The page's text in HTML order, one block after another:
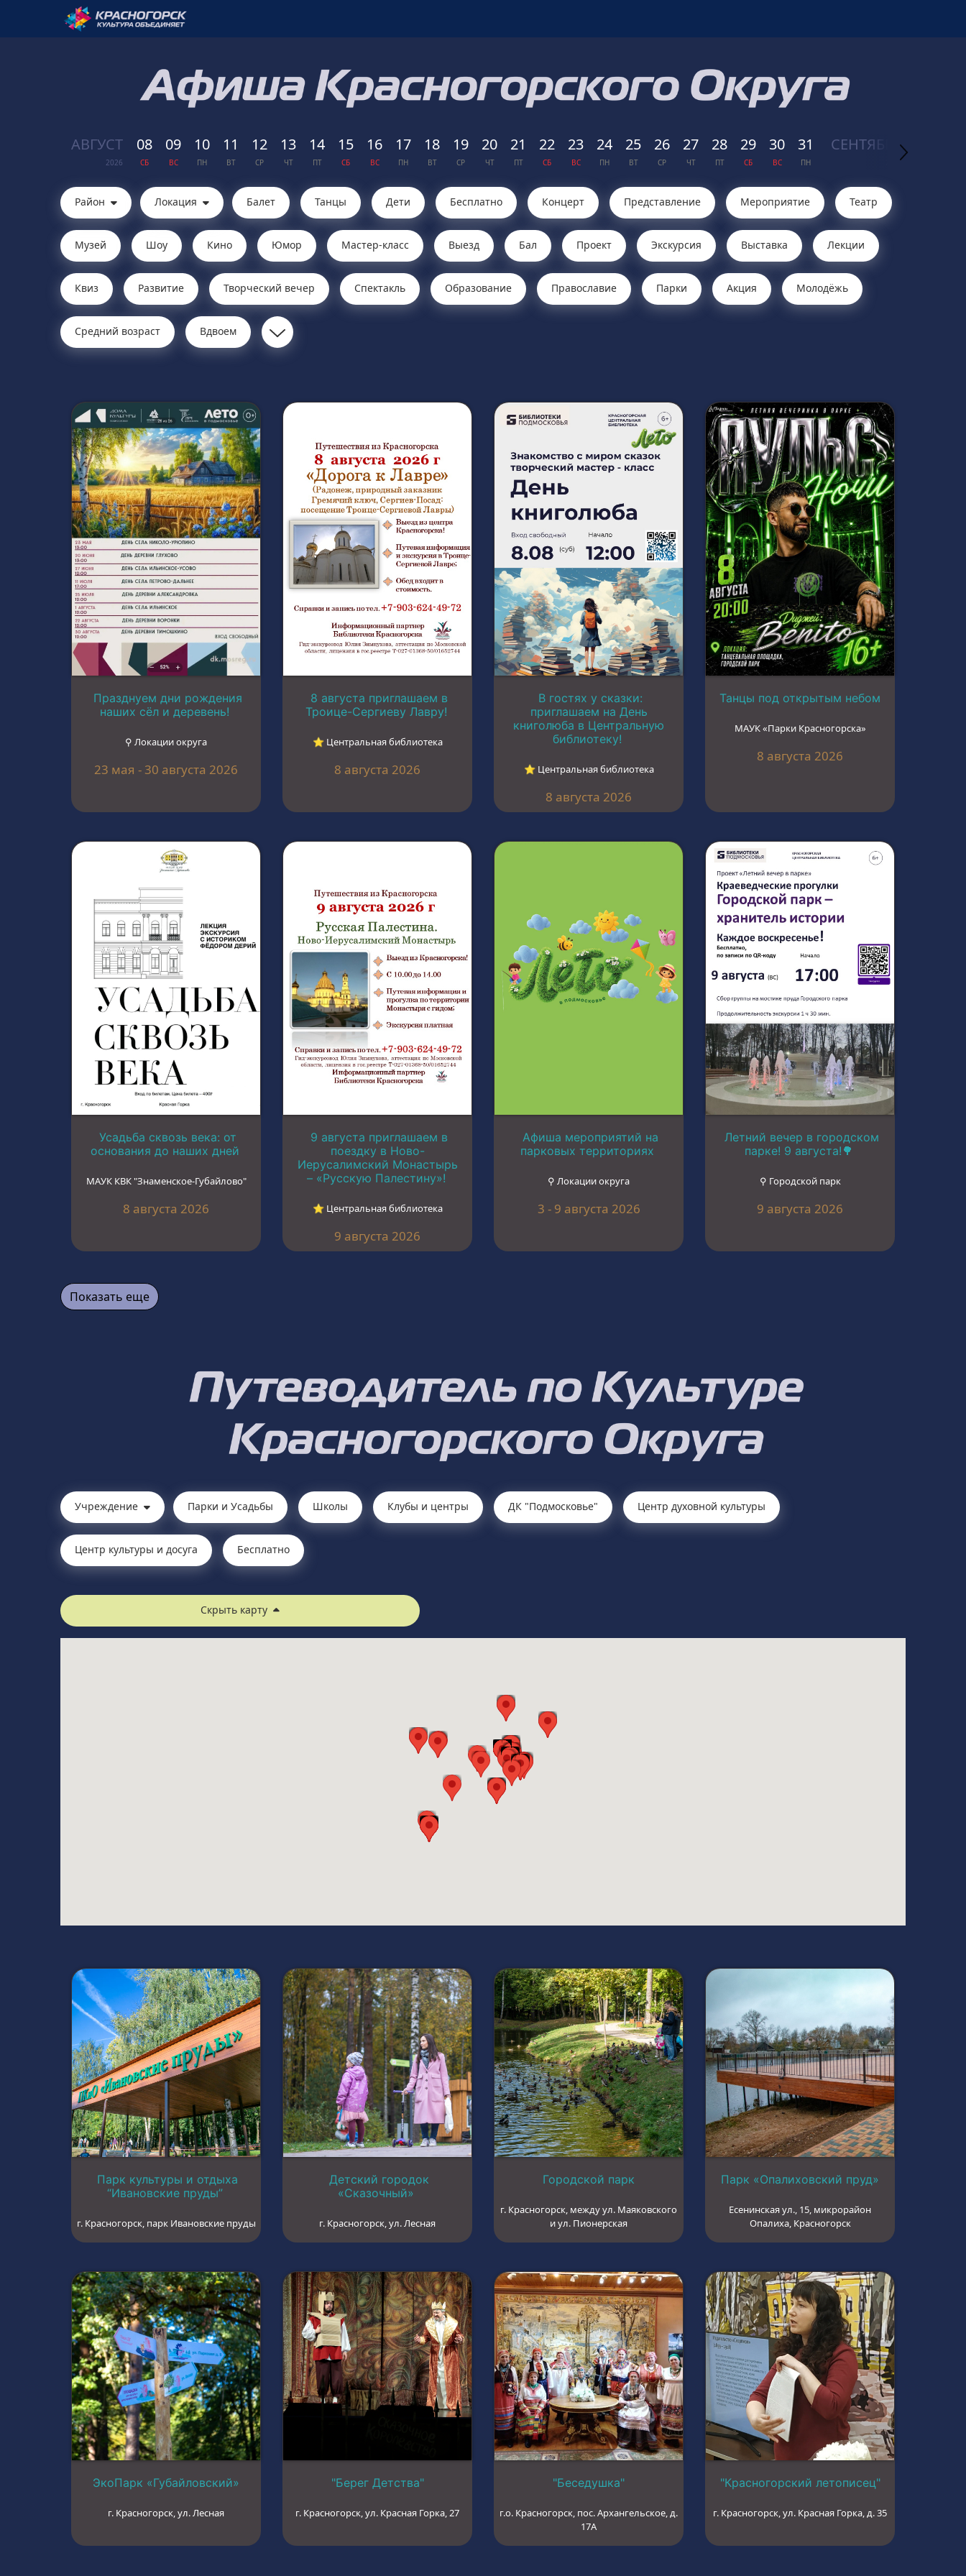
АВГУСТ
2026
08
СБ
09
ВС
10
ПН
11
ВТ
12
СР
13
ЧТ
14
ПТ
15
СБ
16
ВС
17
ПН
18
ВТ
19
СР
20
ЧТ
21
ПТ
22
СБ
23
ВС
24
ПН
25
ВТ
26
СР
27
ЧТ
28
ПТ
29
СБ
30
ВС
31
ПН
СЕНТЯБРЬ
2026
Район Локация Балет Танцы Дети Бесплатно Концерт Представление Мероприятие Театр
Музей Шоу Кино Юмор Мастер-класс Выезд Бал Проект Экскурсия Выставка Лекции
Квиз Развитие Творческий вечер Cпектакль Образование Православие Парки Акция Молодёжь
Средний возраст Вдвоем
Празднуем дни рождения
наших сёл и деревень!
⚲ Локации округа
23 мая - 30 августа 2026
8 августа приглашаем в
Троице-Сергиеву Лавру!
⭐︎ Центральная библиотека
8 августа 2026
В гостях у сказки:
приглашаем на День
книголюба в Центральную
библиотеку!
⭐︎ Центральная библиотека
8 августа 2026
Танцы под открытым небом
МАУК «Парки Красногорска»
8 августа 2026
Усадьба сквозь века: от
основания до наших дней
МАУК КВК "Знаменское-Губайлово"
8 августа 2026
9 августа приглашаем в
поездку в Ново-
Иерусалимский Монастырь
– «Русскую Палестину»!
⭐︎ Центральная библиотека
9 августа 2026
Афиша мероприятий на
парковых территориях
⚲ Локации округа
3 - 9 августа 2026
Летний вечер в городском
парке! 9 августа!🌳
⚲ Городской парк
9 августа 2026
Показать еще
Учреждение Парки и Усадьбы Школы Клубы и центры ДК "Подмосковье" Центр духовной культуры
Центр культуры и досуга Бесплатно
Скрыть карту
Парк культуры и отдыха
“Ивановские пруды”
г. Красногорск, парк Ивановские пруды
Детский городок
«Сказочный»
г. Красногорск, ул. Лесная
Городской парк
г. Красногорск, между ул. Маяковского
и ул. Пионерская
Парк «Опалиховский пруд»
Есенинская ул., 15, микрорайон
Опалиха, Красногорск
ЭкоПарк «Губайловский»
г. Красногорск, ул. Лесная
"Берег Детства"
г. Красногорск, ул. Красная Горка, 27
"Беседушка"
г.о. Красногорск, пос. Архангельское, д.
17А
"Красногорский летописец"
г. Красногорск, ул. Красная Горка, д. 35